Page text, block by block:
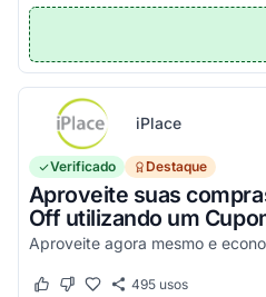
iPlace
Verificado Destaque
Aproveite suas
Off utilizando um
Este cupom funcionou
Este cupom não funcionou
495usos